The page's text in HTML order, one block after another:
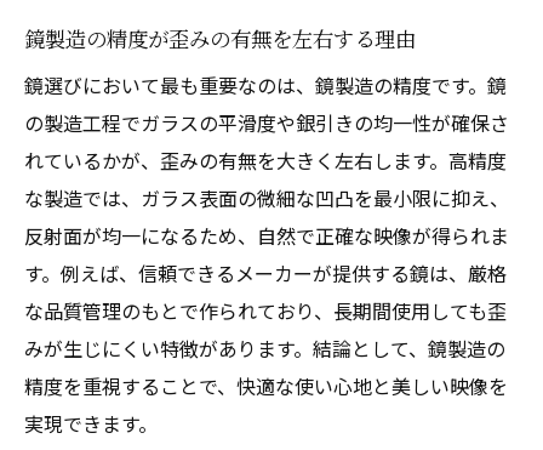
鏡製造の精度が歪みの有無を左右する理由
鏡選びにおいて最も重要なのは、鏡製造の精度です。鏡
の製造工程でガラスの平滑度や銀引きの均一性が確保さ
れているかが、歪みの有無を大きく左右します。高精度
な製造では、ガラス表面の微細な凹凸を最小限に抑え、
反射面が均一になるため、自然で正確な映像が得られま
す。例えば、信頼できるメーカーが提供する鏡は、厳格
な品質管理のもとで作られており、長期間使用しても歪
みが生じにくい特徴があります。結論として、鏡製造の
精度を重視することで、快適な使い心地と美しい映像を
実現できます。